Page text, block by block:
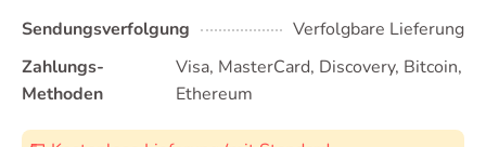
Sendungsverfolgung
Verfolgbare Lieferung
Zahlungs-
Methoden
Visa, MasterCard, Discovery, Bitcoin,
Ethereum